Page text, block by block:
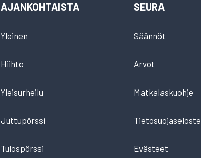
AJANKOHTAISTA
Yleinen
Hiihto
Yleisurheilu
Juttupörssi
Tulospörssi
SEURA
Säännöt
Arvot
Matkalaskuohje
Tietosuojaseloste
Evästeet